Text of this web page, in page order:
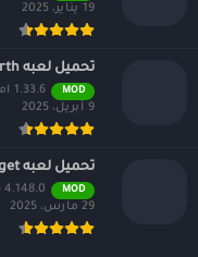
19 يناير، 2025
تحميل لعبه Last Day on Earth مهكره للاندرويد
MOD
1.33.6 اموال غير محدود
9 أبريل، 2025
تحميل لعبه Dead Target مهكره للاندرويد
MOD
4.148.0 (أموال لا نهائية + جميع المستويات)
29 مارس، 2025